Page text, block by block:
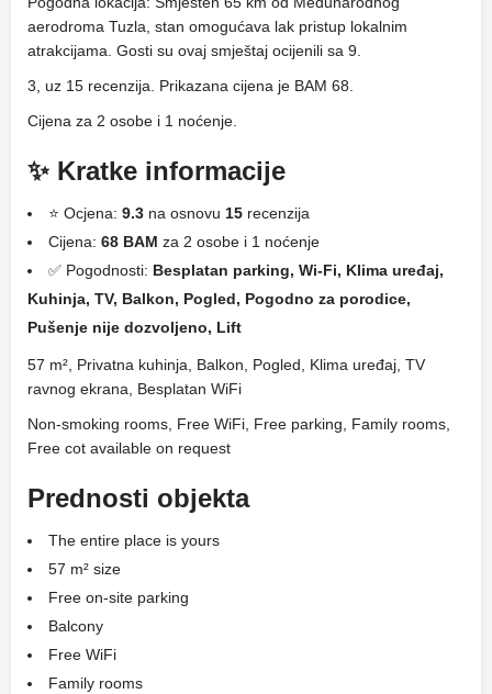
aerodroma Tuzla, stan omogućava lak pristup lokalnim
atrakcijama. Gosti su ovaj smještaj ocijenili sa 9.
3, uz 15 recenzija. Prikazana cijena je BAM 68.
Cijena za 2 osobe i 1 noćenje.
✨ Kratke informacije
⭐ Ocjena: 9.3 na osnovu 15 recenzija
Cijena: 68 BAM za 2 osobe i 1 noćenje
✅ Pogodnosti: Besplatan parking, Wi-Fi, Klima uređaj,
Kuhinja, TV, Balkon, Pogled, Pogodno za porodice,
Pušenje nije dozvoljeno, Lift
57 m², Privatna kuhinja, Balkon, Pogled, Klima uređaj, TV
ravnog ekrana, Besplatan WiFi
Non-smoking rooms, Free WiFi, Free parking, Family rooms,
Free cot available on request
Prednosti objekta
The entire place is yours
57 m² size
Free on-site parking
Balcony
Free WiFi
Family rooms